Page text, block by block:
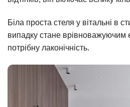
Біла проста стеля у вітальні в
випадку стане врівноважуючим
потрібну лаконічність.